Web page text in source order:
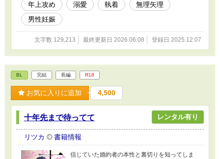
年上攻め
溺愛 執着
無理矢理
男性妊娠
文字数 129,213 最終更新日 2026.06.08 登録日 2025.12.07
BL 完結 長編 R18
お気に入りに追加 4,500
十年先まで待ってて レンタル有り
リツカ 書籍情報
信じていた婚約者の本性と裏切りを知ってしま